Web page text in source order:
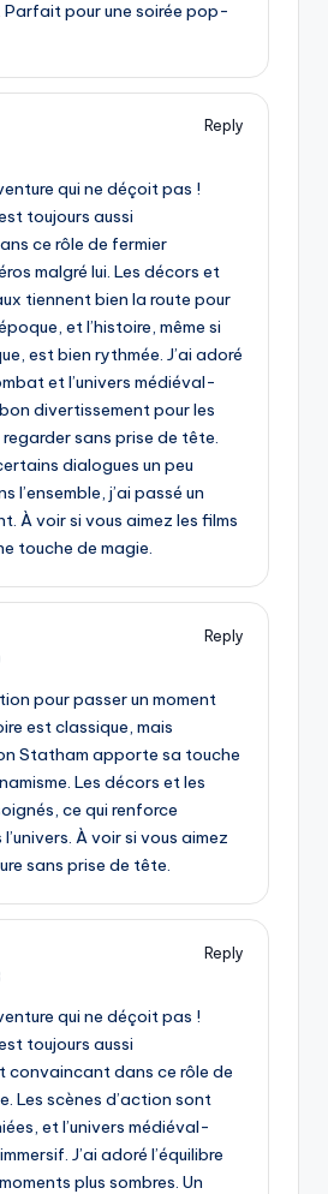
pour une soirée pop-
Reply
qui ne déçoit pas !
toujours aussi
ce rôle de fermier
malgré lui. Les décors et
tiennent bien la route pour
et l’histoire, même si
est bien rythmée. J’ai adoré
et l’univers médiéval-
divertissement pour les
sans prise de tête.
dialogues un peu
l’ensemble, j’ai passé un
À voir si vous aimez les films
touche de magie.
Reply
pour passer un moment
est classique, mais
Statham apporte sa touche
Les décors et les
ce qui renforce
l’univers. À voir si vous aimez
sans prise de tête.
Reply
qui ne déçoit pas !
toujours aussi
convaincant dans ce rôle de
Les scènes d’action sont
et l’univers médiéval-
J’ai adoré l’équilibre
plus sombres. Un